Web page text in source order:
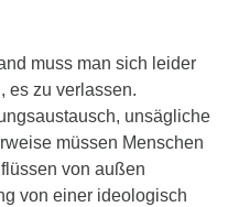
muss man sich leider
es zu verlassen.
unsägliche
müssen Menschen
von außen
von einer ideologisch